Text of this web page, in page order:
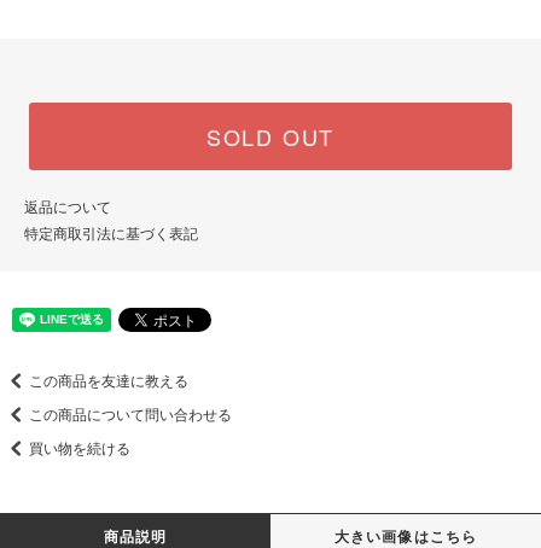
SOLD OUT
返品について
特定商取引法に基づく表記
この商品を友達に教える
この商品について問い合わせる
買い物を続ける
商品説明 大きい画像はこちら